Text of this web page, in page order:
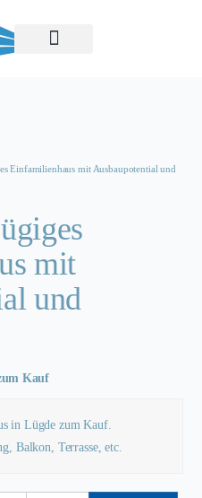
Einfamilienhaus mit Ausbaupotential und
mit
und
Kauf
in Lügde zum Kauf.
Balkon, Terrasse, etc.